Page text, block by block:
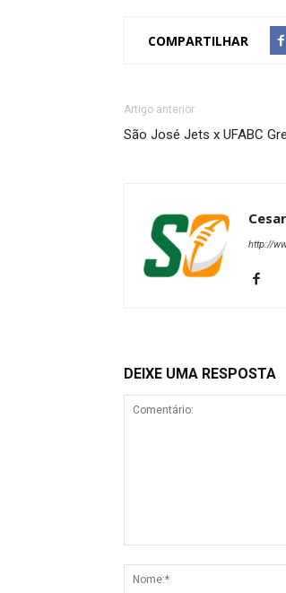
COMPARTILHAR
Artigo anterior
São José Jets x UFABC
http://
DEIXE UMA RESPOSTA